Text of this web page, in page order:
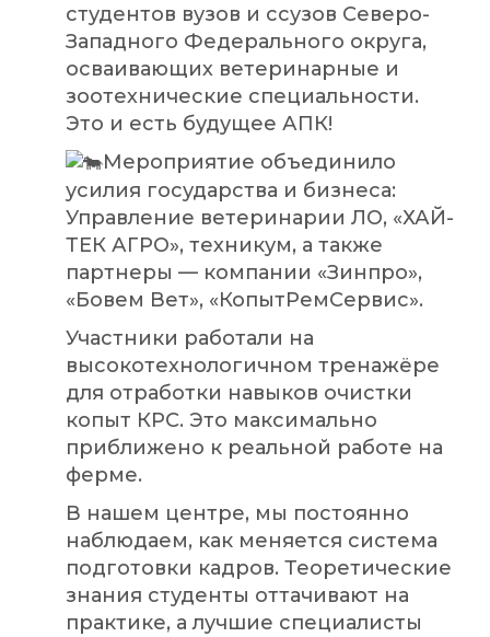
студентов вузов и ссузов Северо-
Западного Федерального округа,
осваивающих ветеринарные и
зоотехнические специальности.
Это и есть будущее АПК!
Мероприятие объединило
усилия государства и бизнеса:
Управление ветеринарии ЛО, «ХАЙ-
ТЕК АГРО», техникум, а также
партнеры — компании «Зинпро»,
«Бовем Вет», «КопытРемСервис».
Участники работали на
высокотехнологичном тренажёре
для отработки навыков очистки
копыт КРС. Это максимально
приближено к реальной работе на
ферме.
В нашем центре, мы постоянно
наблюдаем, как меняется система
подготовки кадров. Теоретические
знания студенты оттачивают на
практике, а лучшие специалисты